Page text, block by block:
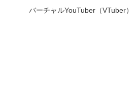
バーチャルYouTuber（VTuber）